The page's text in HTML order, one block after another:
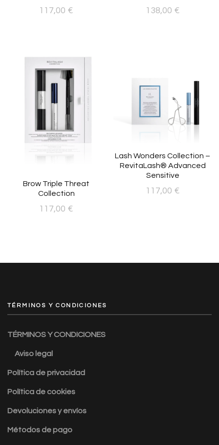
117,00 € 138,00 €
Brow Triple Threat
Collection
117,00 €
Lash Wonders Collection –
RevitaLash® Advanced
Sensitive
117,00 €
TÉRMINOS Y CONDICIONES
TÉRMINOS Y CONDICIONES
Aviso legal
Política de privacidad
Política de cookies
Devoluciones y envíos
Métodos de pago